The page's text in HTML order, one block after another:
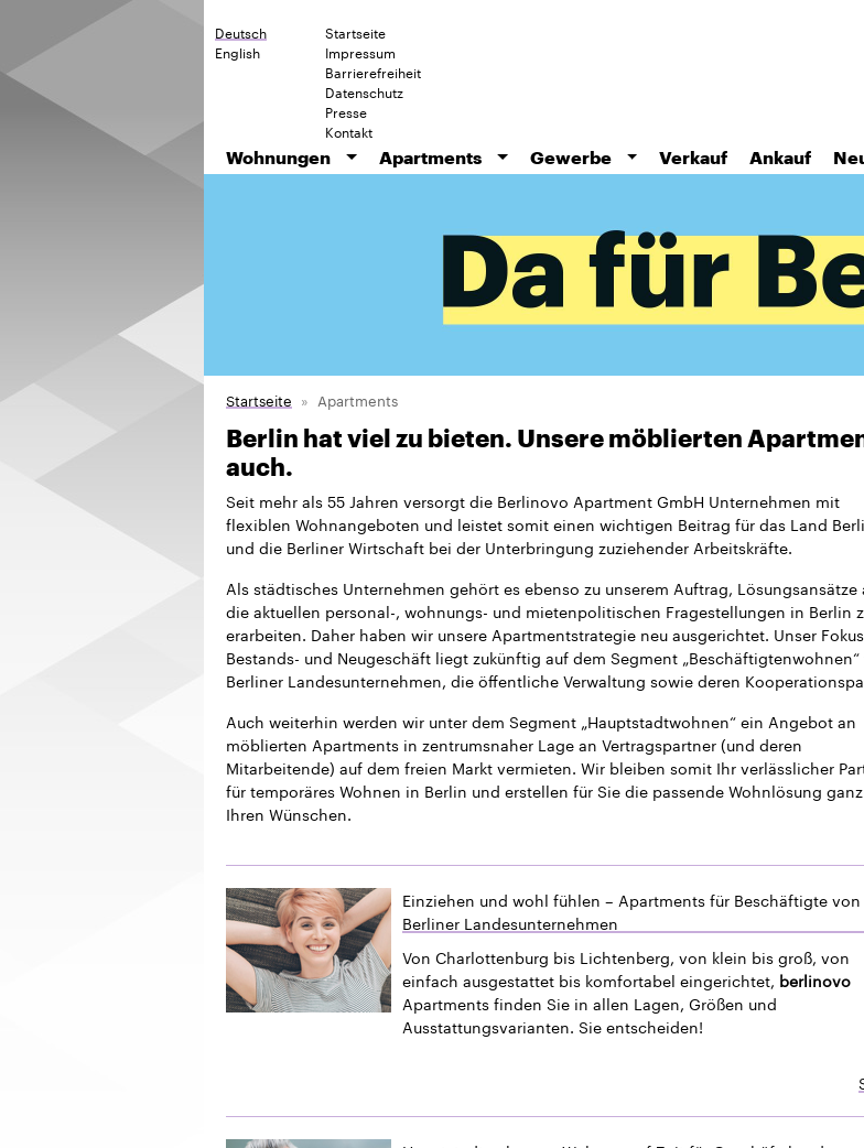
Deutsch
English
Startseite
Impressum
Barrierefreiheit
Datenschutz
Presse
Kontakt
Wohnungen
Apartments Gewerbe Verkauf Ankauf
Startseite Apartments
Berlin hat viel zu bieten. Unsere möblierten
auch.
Seit mehr als 55 Jahren versorgt die Berlinovo Apartment GmbH Unternehmen mit
flexiblen Wohnangeboten und leistet somit einen wichtigen Beitrag für das Land
und die Berliner Wirtschaft bei der Unterbringung zuziehender Arbeitskräfte.
Als städtisches Unternehmen gehört es ebenso zu unserem Auftrag, Lösungsansätze
die aktuellen personal-, wohnungs- und mietenpolitischen Fragestellungen in Berlin
erarbeiten. Daher haben wir unsere Apartmentstrategie neu ausgerichtet. Unser
Bestands- und Neugeschäft liegt zukünftig auf dem Segment
Berliner Landesunternehmen, die öffentliche Verwaltung sowie deren
Auch weiterhin werden wir unter dem Segment „Hauptstadtwohnen“ ein Angebot an
möblierten Apartments in zentrumsnaher Lage an Vertragspartner (und deren
Mitarbeitende) auf dem freien Markt vermieten. Wir bleiben somit Ihr verlässlicher
für temporäres Wohnen in Berlin und erstellen für Sie die passende Wohnlösung
Ihren Wünschen.
Einziehen und wohl fühlen – Apartments für Beschäftigte von
Berliner Landesunternehmen
Von Charlottenburg bis Lichtenberg, von klein bis groß, von
einfach ausgestattet bis komfortabel eingerichtet, berlinovo
Apartments finden Sie in allen Lagen, Größen und
Ausstattungsvarianten. Sie entscheiden!